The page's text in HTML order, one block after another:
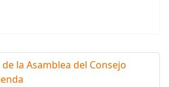
la Asamblea del Consejo